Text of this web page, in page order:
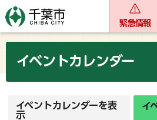
緊急情報
イベントカレンダー
イベントカレンダーを表
示
イ